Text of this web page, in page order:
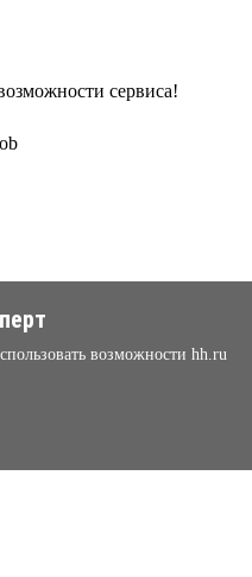
сервиса!
возможности hh.ru